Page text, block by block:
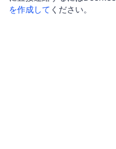
を作成して ください。